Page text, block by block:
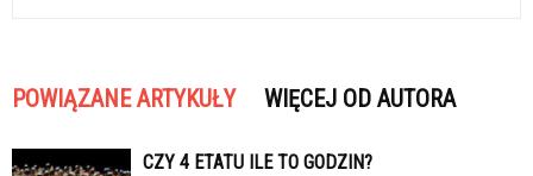
POWIĄZANE ARTYKUŁY WIĘCEJ OD AUTORA
CZY 4 ETATU ILE TO GODZIN?